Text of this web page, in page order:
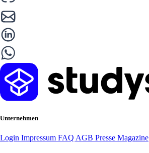
Unternehmen
Login Impressum FAQ AGB Presse Magazine